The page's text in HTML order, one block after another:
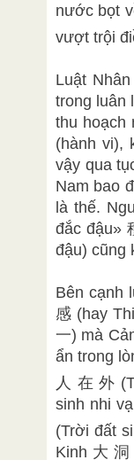
nước bọt
vượt trội
Luật
trong luân
thu hoạch
(hành vi),
vậy qua
Nam bao
là thế.
đắc đậu»
đậu) cũng
Bên cạnh
感 (hay
一) mà
ẩn trong
人 在 外
sinh nhi
(Trời đất
Kinh 大